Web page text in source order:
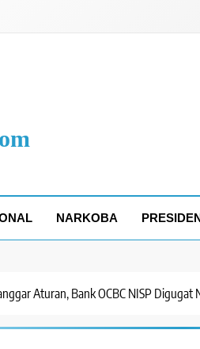
NARKOBA
Aturan, Bank OCBC NISP Digugat